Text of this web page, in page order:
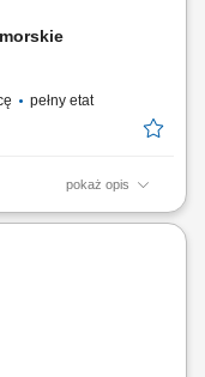
pełny etat
pokaż opis
użytkowych
flotą oraz
nowych rynków